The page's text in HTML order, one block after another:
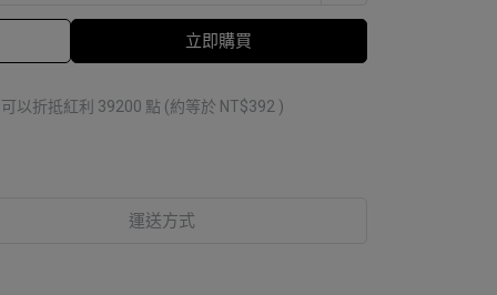
立即購買
以折抵紅利 39200 點 (約等於 NT$392)
運送方式